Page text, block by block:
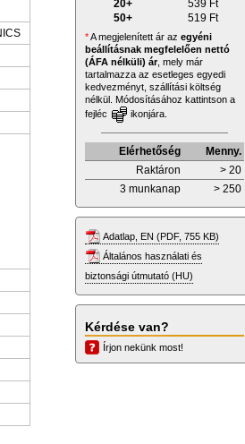
20+
539 Ft
50+
519 Ft
*A megjelenített ár az egyéni
beállításnak megfelelően nettó
(ÁFA nélküli) ár, mely már
tartalmazza az esetleges egyedi
kedvezményt, szállítási költség
nélkül. Módosításához kattintson a
fejléc
ikonjára.
Elérhetőség
Menny.
Raktáron
> 20
3 munkanap
> 250
Adatlap, EN (PDF, 755 KB)
Általános használati és
biztonsági útmutató (HU)
Kérdése van?
Írjon nekünk most!